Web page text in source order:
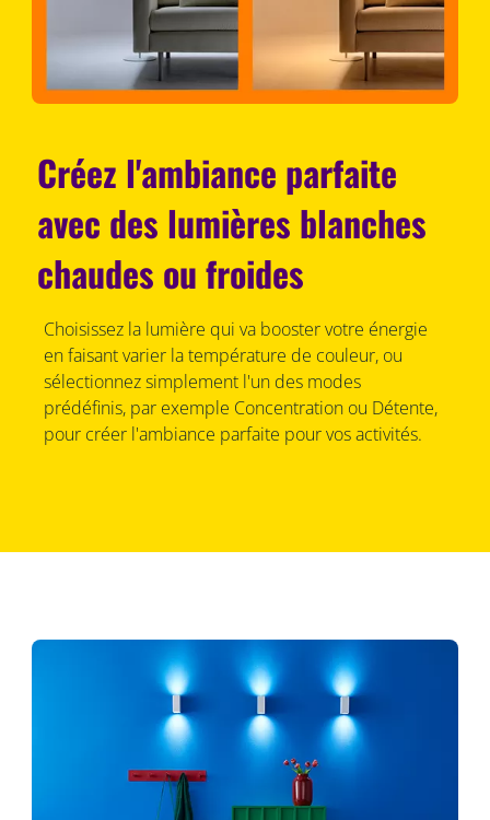
Créez l'ambiance parfaite
avec des lumières blanches
chaudes ou froides
Choisissez la lumière qui va booster votre énergie
en faisant varier la température de couleur, ou
sélectionnez simplement l'un des modes
prédéfinis, par exemple Concentration ou Détente,
pour créer l'ambiance parfaite pour vos activités.